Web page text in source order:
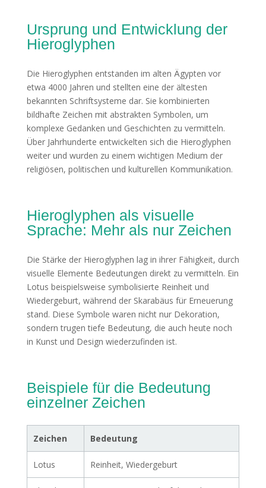
Ursprung und Entwicklung der
Hieroglyphen
Die Hieroglyphen entstanden im alten Ägypten vor
etwa 4000 Jahren und stellten eine der ältesten
bekannten Schriftsysteme dar. Sie kombinierten
bildhafte Zeichen mit abstrakten Symbolen, um
komplexe Gedanken und Geschichten zu vermitteln.
Über Jahrhunderte entwickelten sich die Hieroglyphen
weiter und wurden zu einem wichtigen Medium der
religiösen, politischen und kulturellen Kommunikation.
Hieroglyphen als visuelle
Sprache: Mehr als nur Zeichen
Die Stärke der Hieroglyphen lag in ihrer Fähigkeit, durch
visuelle Elemente Bedeutungen direkt zu vermitteln. Ein
Lotus beispielsweise symbolisierte Reinheit und
Wiedergeburt, während der Skarabäus für Erneuerung
stand. Diese Symbole waren nicht nur Dekoration,
sondern trugen tiefe Bedeutung, die auch heute noch
in Kunst und Design wiederzufinden ist.
Beispiele für die Bedeutung
einzelner Zeichen
Zeichen Bedeutung
Lotus Reinheit, Wiedergeburt